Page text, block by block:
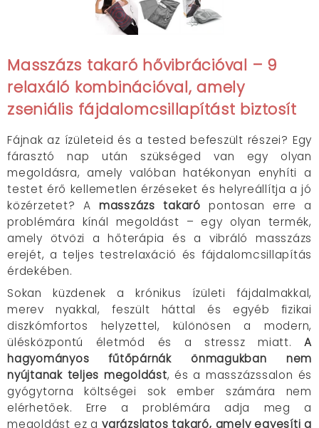
Masszázs takaró hővibrációval – 9
relaxáló kombinációval, amely
zseniális fájdalomcsillapítást biztosít
Fájnak az ízületeid és a tested befeszült részei? Egy
fárasztó nap után szükséged van egy olyan
megoldásra, amely valóban hatékonyan enyhíti a
testet érő kellemetlen érzéseket és helyreállítja a jó
közérzetet? A masszázs takarópontosan erre a
problémára kínál megoldást – egy olyan termék,
amely ötvözi a hőterápia és a vibráló masszázs
erejét, a teljes testrelaxáció és fájdalomcsillapítás
érdekében.
Sokan küzdenek a krónikus ízületi fájdalmakkal,
merev nyakkal, feszült háttal és egyéb fizikai
diszkómfortos helyzettel, különösen a modern,
ülésközpontú életmód és a stressz miatt.A
hagyományos fűtőpárnák önmagukban nem
nyújtanak teljes megoldást, és a masszázssalon és
gyógytorna költségei sok ember számára nem
elérhetőek. Erre a problémára adja meg a
megoldást ez a varázslatos takaró, amely egyesíti a